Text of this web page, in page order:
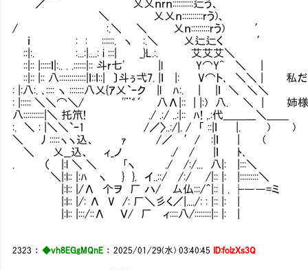
／￣ 乂乂ｎrｎ::::::::::辷う、
＼ 乂乂ｎ::::::::::rう)、
/ :.＼ ＼ 乂ｎ:::::::::rう) ′
ｉ : : ::::::. ヽ :.＼ 乂辷辷く ′
::|:. ￤ :...:|....: i :::| _}L.:. 艾艾艾＼
::|:: |:::::ｌ|:.. . .::::::|:: 斗r七' |l ￤ Y⌒Y^ ＼ |
::|:: |:: 八:::::::::::::|ｌ::ｌ::| 〕斗ぅ弌7. |ｌ |: V⌒ト､ ＼＼ | 私だ
: |:八:. ､:::: ヽ :::::::八乂{ｱ乂`ｰク |l ﾊ:. | |ｌ ＼ ＼＼
: |::::: ＼＼⌒＼/ ''¨゛´ 八Λ|:: | |:) 八. ＼ | 姉様は
八::::::::::|＼ 托笊! ./ .:/ ..:|:: ﾊ! ,.:代＿＿___＼＿＿
:. ＼ : |＼＼`ｰ1 /／〉..:/|. / 「 ::|ｌ |. ) )
＼ 丿:::::ヽヽ込、 ｧ /／ ′/ :|ｌ | (
＼ 乂__込、 ィ_ノ ./ / |ｌ ﾄ､
. （ |:l ＼ ＼ ｢ヽ ./ /:/... 八|: |:::＼
＼|:l:: |:ﾊ ヽ } }. イ..::/ /:/ /|:: |: |:::::::::＼
|:l:: |/Λ 个ヲ 厂 ハ/ 厶仏:::/＾|:: | . ├――=ミ
|:l:: |/: Λ V /: 厂＼彡く／|..../: : |:: |: |
|:l:: |:::/::Λ Ｖ/ 厂 ィ::::八/::::::::|:: |: |
2323 ：◆vh8EGgMQnE ：2025/01/29(水) 03:40:45 ID:folzXs3Q